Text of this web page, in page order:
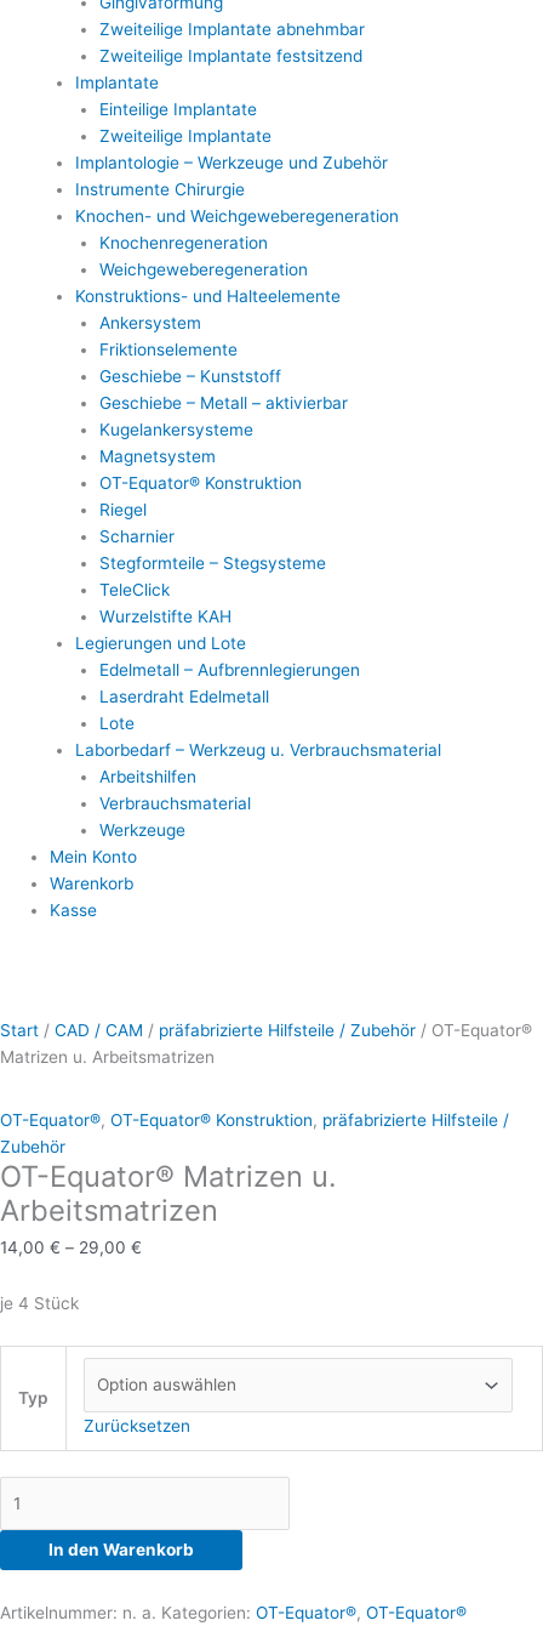
Zweiteilige Implantate abnehmbar
Zweiteilige Implantate festsitzend
Implantate
Einteilige Implantate
Zweiteilige Implantate
Implantologie – Werkzeuge und Zubehör
Instrumente Chirurgie
Knochen- und Weichgeweberegeneration
Knochenregeneration
Weichgeweberegeneration
Konstruktions- und Halteelemente
Ankersystem
Friktionselemente
Geschiebe – Kunststoff
Geschiebe – Metall – aktivierbar
Kugelankersysteme
Magnetsystem
OT-Equator® Konstruktion
Riegel
Scharnier
Stegformteile – Stegsysteme
TeleClick
Wurzelstifte KAH
Legierungen und Lote
Edelmetall – Aufbrennlegierungen
Laserdraht Edelmetall
Lote
Laborbedarf – Werkzeug u. Verbrauchsmaterial
Arbeitshilfen
Verbrauchsmaterial
Werkzeuge
Mein Konto
Warenkorb
Kasse
Start / CAD / CAM / präfabrizierte Hilfsteile / Zubehör / OT-Equator®
Matrizen u. Arbeitsmatrizen
OT-Equator®, OT-Equator® Konstruktion, präfabrizierte Hilfsteile /
Zubehör
OT-Equator® Matrizen u.
Arbeitsmatrizen
14,00 € – 29,00 €
je 4 Stück
Typ
Zurücksetzen
Equator®
Matrizen
Menge
In den Warenkorb
Artikelnummer: n. a. Kategorien: OT-Equator®, OT-Equator®
Produkt
weist
Optionen
können
auf
werden
Produkt
weist
Optionen
können
auf
werden